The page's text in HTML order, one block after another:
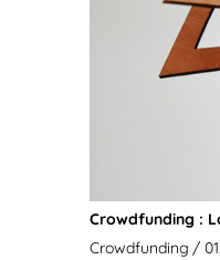
Crowdfunding :
Crowdfunding /